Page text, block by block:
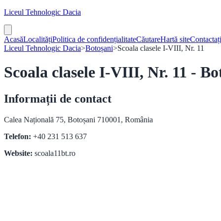
Liceul Tehnologic Dacia
AcasăLocalitățiPolitica de confidențialitateCăutareHartă site
Liceul Tehnologic Dacia>Botoșani>Scoala clasele I-VIII, Nr. 11
Scoala clasele I-VIII, Nr. 11 -
Informații de contact
Calea Națională 75, Botoșani 710001, România
Telefon: +40 231 513 637
Website: scoala11bt.ro